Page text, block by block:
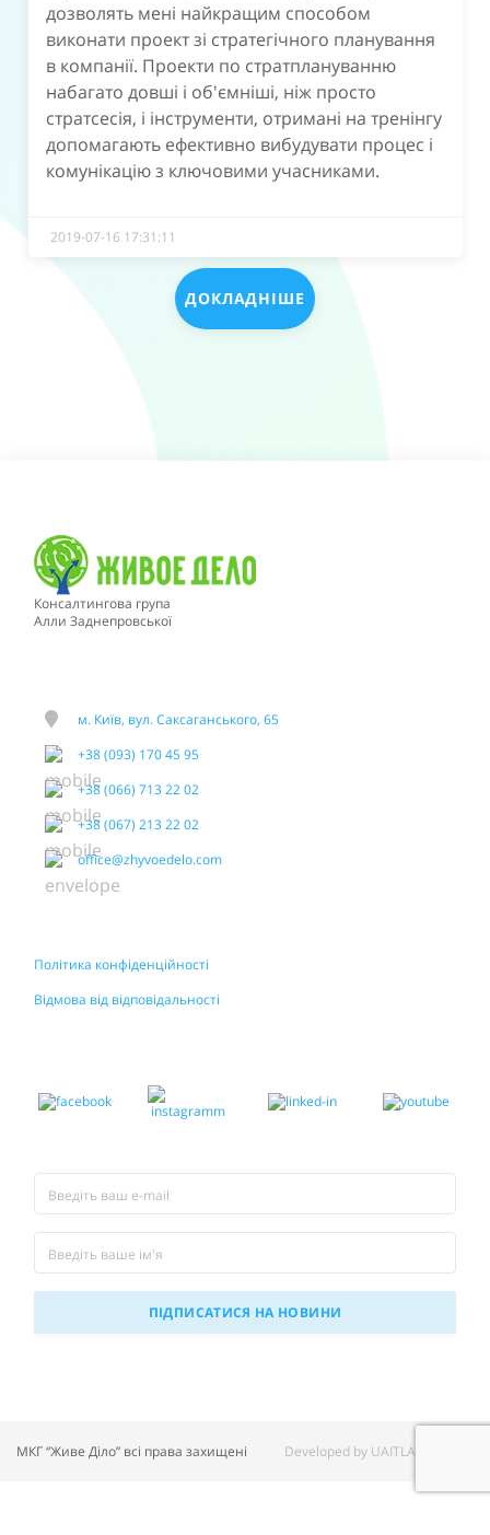
дозволять мені найкращим способом
виконати проект зі стратегічного планування
в компанії. Проекти по стратплануванню
набагато довші і об'ємніші, ніж просто
стратсесія, і інструменти, отримані на тренінгу
допомагають ефективно вибудувати процес і
комунікацію з ключовими учасниками.
2019-07-16 17:31:11
ДОКЛАДНІШЕ
Консалтингова група
Алли Заднепровської
м. Київ, вул. Саксаганського, 65
+38 (093) 170 45 95
+38 (066) 713 22 02
+38 (067) 213 22 02
office@zhyvoedelo.com
Політика конфіденційності
Відмова від відповідальності
МКГ “Живе Діло” всі права захищені Developed by UAITLAB